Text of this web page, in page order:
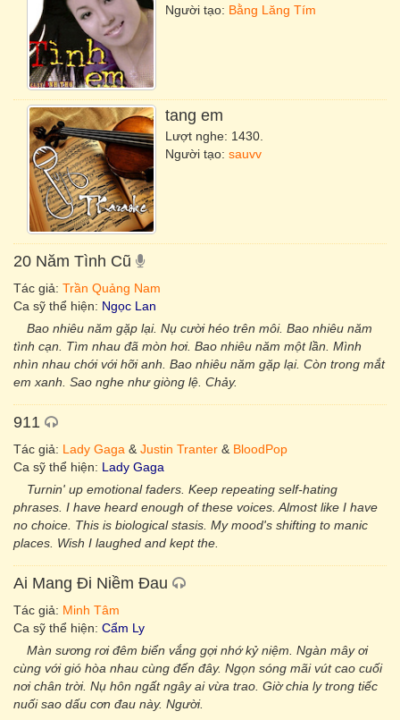
Người tạo: Bằng Lăng Tím
tang em
Lượt nghe: 1430.
Người tạo: sauvv
20 Năm Tình Cũ
Tác giả: Trần Quảng Nam
Ca sỹ thể hiện: Ngọc Lan
Bao nhiêu năm gặp lại. Nụ cười héo trên môi. Bao nhiêu năm
tình cạn. Tìm nhau đã mòn hơi. Bao nhiêu năm một lần. Mình
nhìn nhau chới với hỡi anh. Bao nhiêu năm gặp lại. Còn trong mắt
em xanh. Sao nghe như giòng lệ. Chảy.
911
Tác giả: Lady Gaga & Justin Tranter & BloodPop
Ca sỹ thể hiện: Lady Gaga
Turnin' up emotional faders. Keep repeating self-hating
phrases. I have heard enough of these voices. Almost like I have
no choice. This is biological stasis. My mood's shifting to manic
places. Wish I laughed and kept the.
Ai Mang Đi Niềm Đau
Tác giả: Minh Tâm
Ca sỹ thể hiện: Cẩm Ly
Màn sương rơi đêm biển vắng gợi nhớ kỷ niệm. Ngàn mây ơi
cùng với gió hòa nhau cùng đến đây. Ngọn sóng mãi vút cao cuối
nơi chân trời. Nụ hôn ngất ngây ai vừa trao. Giờ chia ly trong tiếc
nuối sao dấu cơn đau này. Người.